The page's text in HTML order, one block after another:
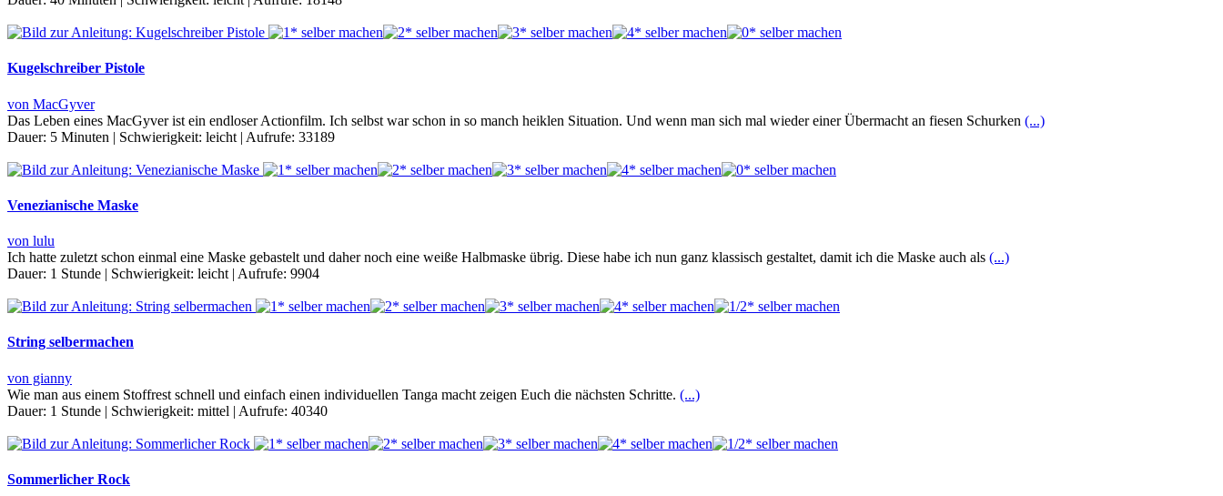
Kugelschreiber Pistole
von MacGyver
Das Leben eines MacGyver ist ein endloser Actionfilm. Ich selbst war schon in so manch heiklen Situation. Und wenn man sich mal wieder einer Übermacht an fiesen Schurken (...)
Dauer: 5 Minuten | Schwierigkeit: leicht | Aufrufe: 33189
Venezianische Maske
von lulu
Ich hatte zuletzt schon einmal eine Maske gebastelt und daher noch eine weiße Halbmaske übrig. Diese habe ich nun ganz klassisch gestaltet, damit ich die Maske auch als (...)
Dauer: 1 Stunde | Schwierigkeit: leicht | Aufrufe: 9904
String selbermachen
von gianny
Wie man aus einem Stoffrest schnell und einfach einen individuellen Tanga macht zeigen Euch die nächsten Schritte. (...)
Dauer: 1 Stunde | Schwierigkeit: mittel | Aufrufe: 40340
Sommerlicher Rock